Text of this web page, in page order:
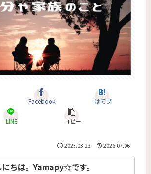
Facebook はてブ
LINE コピー
2023.03.23 2026.07.06
にちは。Yamapy☆です。